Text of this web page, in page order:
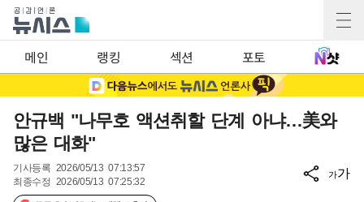
메인 랭킹 섹션 포토
안규백 "나무호 액션취할 단계 아냐…美와
많은 대화"
기사등록 2026/05/13 07:13:57
최종수정 2026/05/13 07:25:32
가가